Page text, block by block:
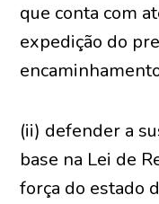
que conta com
expedição do
(ii) defender a
base na Lei de
força do estado